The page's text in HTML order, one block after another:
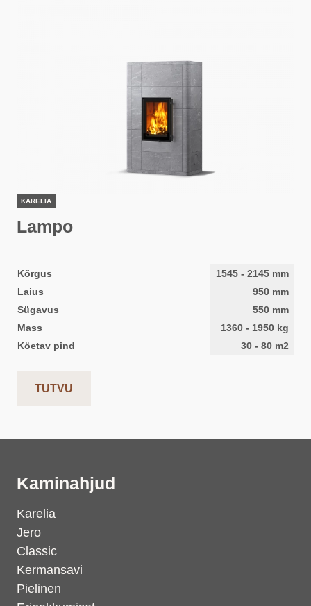
KARELIA
Lampo
Kõrgus 1545 - 2145 mm
Laius
950 mm
Sügavus
550 mm
Mass
1360 - 1950 kg
Köetav pind
30 - 80 m2
TUTVU
Kaminahjud
Karelia
Jero
Classic
Kermansavi
Pielinen